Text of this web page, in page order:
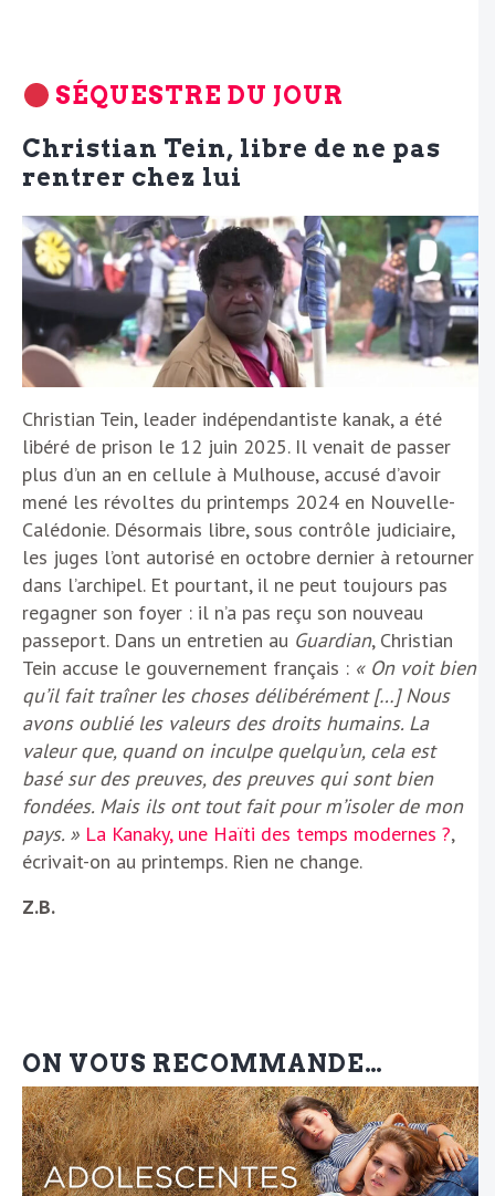
SÉQUESTRE DU JOUR
Christian Tein, libre de ne pas
rentrer chez lui
Christian Tein, leader indépendantiste kanak, a été
libéré de prison le 12 juin 2025. Il venait de passer
plus d’un an en cellule à Mulhouse, accusé d’avoir
mené les révoltes du printemps 2024 en Nouvelle-
Calédonie. Désormais libre, sous contrôle judiciaire,
les juges l’ont autorisé en octobre dernier à retourner
dans l’archipel. Et pourtant, il ne peut toujours pas
regagner son foyer : il n’a pas reçu son nouveau
passeport. Dans un entretien au Guardian, Christian
Tein accuse le gouvernement français : « On voit bien
qu’il fait traîner les choses délibérément […] Nous
avons oublié les valeurs des droits humains. La
valeur que, quand on inculpe quelqu’un, cela est
basé sur des preuves, des preuves qui sont bien
fondées. Mais ils ont tout fait pour m’isoler de mon
pays. » La Kanaky, une Haïti des temps modernes ?,
écrivait-on au printemps. Rien ne change.
Z.B.
ON VOUS RECOMMANDE…